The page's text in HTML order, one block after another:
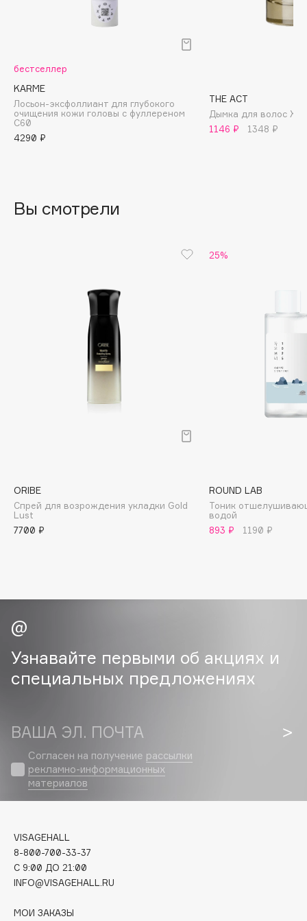
Balmain Hair Couture
Basicare
Batiste
beautyblender
Boadicea The Victorious
Bvlgari
by TERRY
Cadence
Capelli Dorati
Carbon Theory
Catrice
Celimax
Cettua
Chupa Chups
Clarins
Clarins Precious
Clinique
Clive Christian
Club De Nuit
бестселлер
KARME
Лосьон-эксфоллиант для глубокого
очищения кожи головы с фуллереном
C60
4290 ₽
THE ACT
Дымка для волос XX
1146 ₽
1348 ₽
Вы смотрели
ORIBE
Спрей для возрождения укладки Gold
Lust
7700 ₽
25%
ROUND LAB
Тоник
водой
893 ₽
1190 ₽
Узнавайте первыми об акциях и
специальных предложениях
ВАША ЭЛ. ПОЧТА
Согласен на получение рассылки
рекламно-информационных
материалов
VISAGEHALL
8-800-700-33-37
C 9:00 ДО 21:00
INFO@VISAGEHALL.RU
МОИ ЗАКАЗЫ